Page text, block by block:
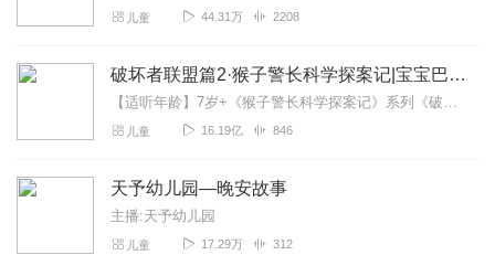
儿童 44.31万 2208
破坏者联盟篇2·猴子警长科学探案记|宝宝巴士故事
【适听年龄】7岁+《猴子警长科学探案记》系列《破坏者联盟篇1·猴子警长科学探案记》>>>《破坏者联盟篇2·猴子警长科学探案记》>>>《破坏者联盟篇3·猴子警长科...
儿童 16.19亿 846
天予幼儿园—晚安故事
主播:天予幼儿园
儿童 17.29万 312